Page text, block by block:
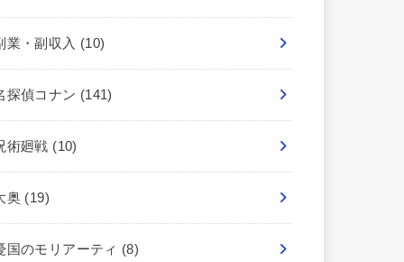
業・副収入 (10)
探偵コナン (141)
術廻戦 (10)
奥 (19)
国のモリアーティ (8)